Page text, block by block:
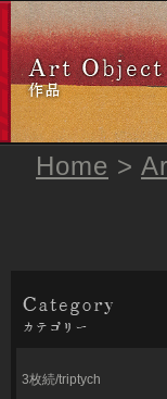
Home >
3枚続/triptych